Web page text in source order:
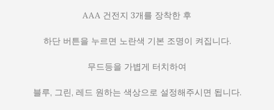
AAA 건전지 3개를 장착한 후
하단 버튼을 누르면 노란색 기본 조명이 켜집니다.
무드등을 가볍게 터치하여
블루, 그린, 레드 원하는 색상으로 설정해주시면 됩니다.